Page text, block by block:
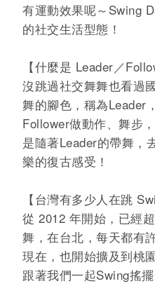
有運動效果呢～Swing
的社交生活型態！
【什麼是 Leader／
沒跳過社交舞舞也看過
舞的腳色，稱為Leader
Follower做動作、舞步
是隨著Leader的帶舞，
樂的復古感受！
【台灣有多少人在跳
從 2012 年開始，已經
舞，在台北，每天都有
現在，也開始擴及到桃
跟著我們一起Swing搖擺